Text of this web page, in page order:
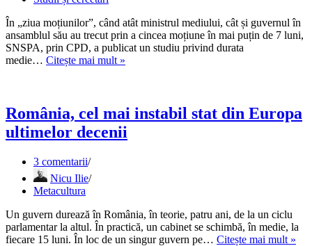
digitală
sunt
tot
În „ziua moțiunilor”, când atât ministrul mediului, cât și guvernul în
ansamblul său au trecut prin a cincea moțiune în mai puțin de 7 luni,
SNSPA, prin CPD, a publicat un studiu privind durata
medie… Citește mai mult »
mai
„volatile”
guverne
România, cel mai instabil stat din Europa
ultimelor decenii
3 comentarii
Nicu Ilie
Metacultura
Un guvern durează în România, în teorie, patru ani, de la un ciclu
parlamentar la altul. În practică, un cabinet se schimbă, în medie, la
fiecare 15 luni. În loc de un singur guvern pe… Citește mai mult »